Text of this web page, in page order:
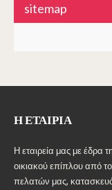
sitemap
Η ΕΤΑΙΡΊΑ
Η εταιρεία μας με έδρα
οικιακού επίπλου από
πελατών μας,